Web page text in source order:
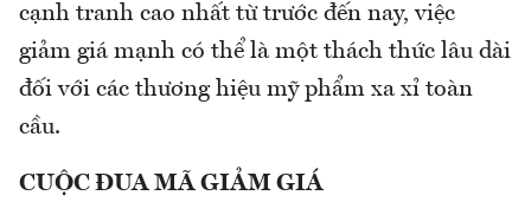
cạnh tranh cao nhất từ trước đến nay, việc
giảm giá mạnh có thể là một thách thức lâu dài
đối với các thương hiệu mỹ phẩm xa xỉ toàn
cầu.
CUỘC ĐUA MÃ GIẢM GIÁ